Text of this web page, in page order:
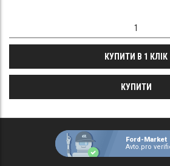
КУПИТИ В 1 КЛІК
КУПИТИ
Ford-Market
Avto.pro